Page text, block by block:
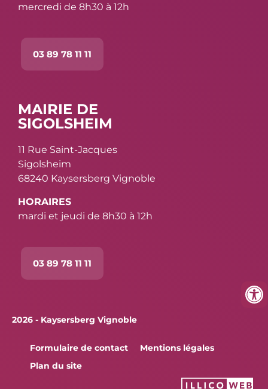
mercredi de 8h30 à 12h
03 89 78 11 11
MAIRIE DE
SIGOLSHEIM
11 Rue Saint-Jacques
Sigolsheim
68240 Kaysersberg Vignoble
HORAIRES
mardi et jeudi de 8h30 à 12h
03 89 78 11 11
2026 - Kaysersberg Vignoble
Formulaire de contact
Mentions légales
Plan du site